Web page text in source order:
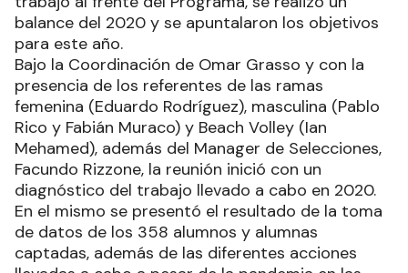
balance del 2020 y se apuntalaron los objetivos
para este año.
Bajo la Coordinación de Omar Grasso y con la
presencia de los referentes de las ramas
femenina (Eduardo Rodríguez), masculina (Pablo
Rico y Fabián Muraco) y Beach Volley (Ian
Mehamed), además del Manager de Selecciones,
Facundo Rizzone, la reunión inició con un
diagnóstico del trabajo llevado a cabo en 2020.
En el mismo se presentó el resultado de la toma
de datos de los 358 alumnos y alumnas
captadas, además de las diferentes acciones